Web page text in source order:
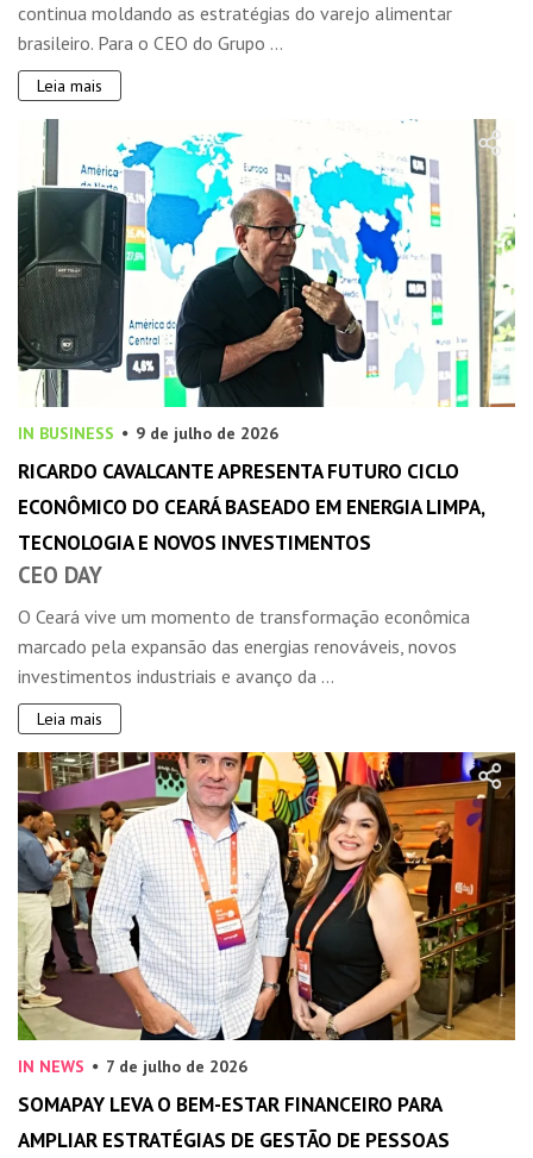
continua moldando as estratégias do varejo alimentar
brasileiro. Para o CEO do Grupo ...
Leia mais
IN BUSINESS 9 de julho de 2026
RICARDO CAVALCANTE APRESENTA FUTURO CICLO
ECONÔMICO DO CEARÁ BASEADO EM ENERGIA LIMPA,
TECNOLOGIA E NOVOS INVESTIMENTOS
CEO DAY
O Ceará vive um momento de transformação econômica
marcado pela expansão das energias renováveis, novos
investimentos industriais e avanço da ...
Leia mais
IN NEWS 7 de julho de 2026
SOMAPAY LEVA O BEM-ESTAR FINANCEIRO PARA
AMPLIAR ESTRATÉGIAS DE GESTÃO DE PESSOAS